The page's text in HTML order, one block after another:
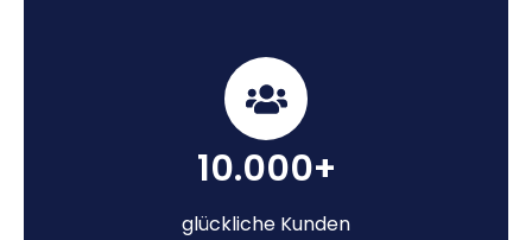
10.000+
glückliche Kunden